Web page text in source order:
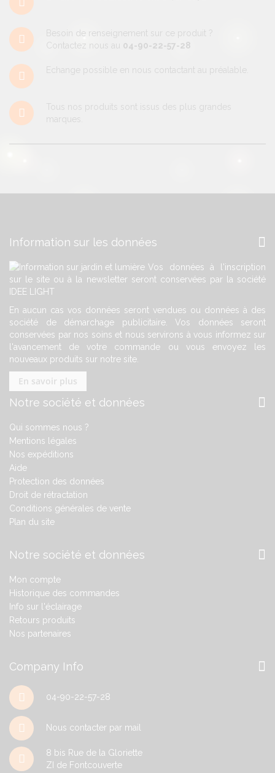
Besoin de renseignement sur ce produit ?
Contactez nous au 04-90-22-57-28
Echange possible en nous contactant au préalable.
Tous nos produits sont issus des plus grandes
marques.
Information sur les données
Vos données à l'inscription
sur le site ou à la newsletter seront conservées par la société
IDEE LIGHT
En aucun cas vos données seront vendues ou données à des
société de démarchage publicitaire. Vos données seront
conservées par nos soins et nous servirons à vous informez sur
l'avancement de votre commande ou vous envoyez les
nouveaux produits sur notre site.
En savoir plus
Notre société et données
Qui sommes nous ?
Mentions légales
Nos expéditions
Aide
Protection des données
Droit de rétractation
Conditions générales de vente
Plan du site
Notre société et données
Mon compte
Historique des commandes
Info sur l'éclairage
Retours produits
Nos partenaires
Company Info
04-90-22-57-28
Nous contacter par mail
8 bis Rue de la Gloriette
ZI de Fontcouverte